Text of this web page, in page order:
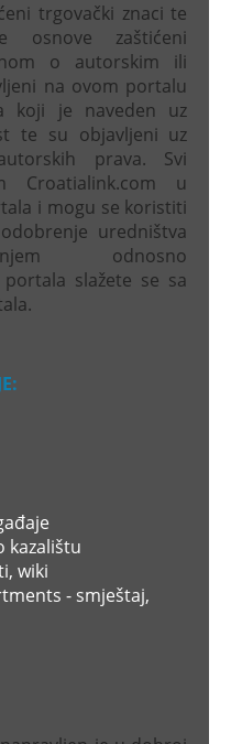
trgovački znaci te
zaštićeni
o autorskim ili
na ovom portalu
koji je naveden uz
te su objavljeni uz
prava. Svi
Croatialink.com u
i mogu se koristiti
uredništva
odnosno
slažete se sa
kazalištu
wiki
- smještaj,